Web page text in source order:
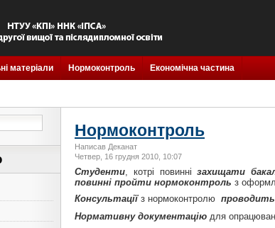
матеріали Нормоконтроль Економічна частина
Нормоконтроль
Написав Деканат
Четвер, 16 грудня 2010, 10:07
Студенти, котрі повиннізахищати
повинні пройти нормоконтроль з
Консультаціїз нормоконтролю проводить
Нормативну документацію для